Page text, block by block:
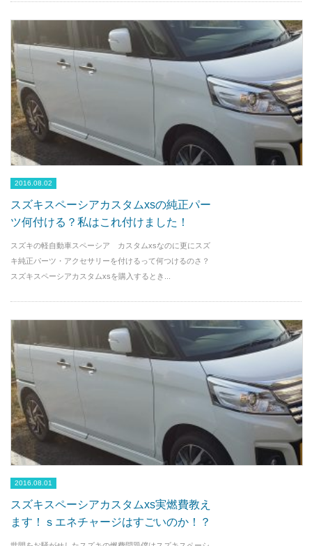
2016.08.02
スズキスペーシアカスタムxsの純正パー
ツ何付ける？私はこれ付けました！
スズキの軽自動車スペーシア カスタムxsなのに更にスズ
キ純正パーツ・アクセサリーを付けるって何つけるのさ？
スズキスペーシアカスタムxsを購入するとき...
2016.08.01
スズキスペーシアカスタムxs実燃費教え
ます！ｓエネチャージはすごいのか！？